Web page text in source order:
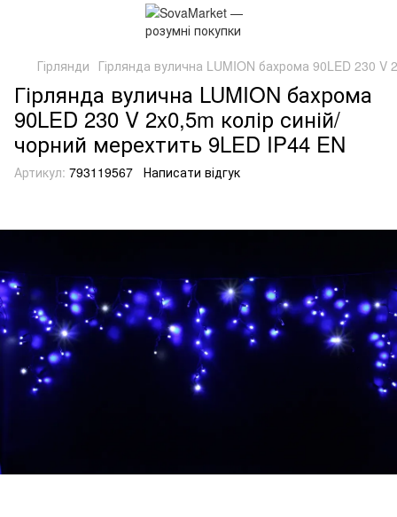
Гірлянди Гірлянда вулична LUMION бахрома 90LED 230 V
Гірлянда вулична LUMION бахрома
90LED 230 V 2x0,5m колір синій/
чорний мерехтить 9LED IP44 EN
Артикул: 793119567 Написати відгук